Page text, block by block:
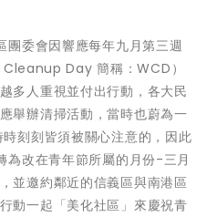
團委會因響應每年九月第三週
Day 簡稱：WCD）
多人重視並付出行動，各大民
舉辦清掃活動，當時也蔚為一
刻刻皆須被關心注意的，因此
為改在青年節所屬的月份-三月
並邀約鄰近的信義區與南港區
動一起「美化社區」來慶祝青